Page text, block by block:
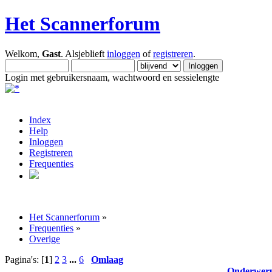
Het Scannerforum
Welkom, Gast. Alsjeblieft inloggen ofregistreren.
Login met gebruikersnaam, wachtwoord en sessielengte
Index
Help
Inloggen
Registreren
Frequenties
Het Scannerforum »
Frequenties »
Overige
Pagina's: [1] 2 3 ... 6
Omlaag